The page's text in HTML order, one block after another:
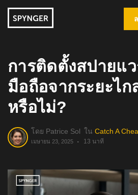
การติดตั้งสปายแ
มือถือจากระยะไก
หรือไม่?
โดย Patrice Sol ใน Catch A
เมษายน 23, 2025 13 นาที